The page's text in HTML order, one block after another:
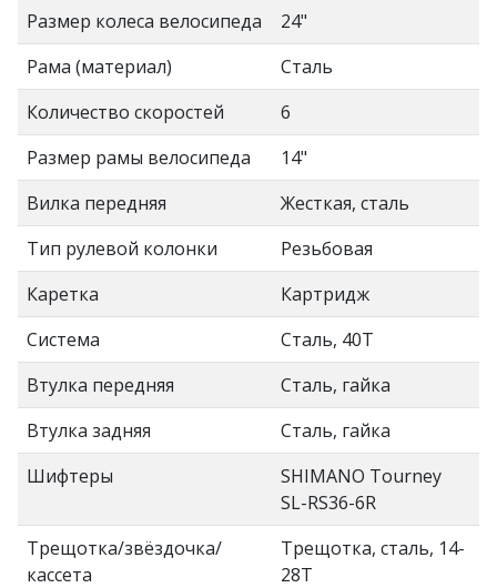
Размер колеса велосипеда
24"
Рама (материал)
Сталь
Количество скоростей
6
Размер рамы велосипеда
14"
Вилка передняя
Жесткая, сталь
Тип рулевой колонки
Резьбовая
Каретка
Картридж
Система
Сталь, 40T
Втулка передняя
Сталь, гайка
Втулка задняя
Сталь, гайка
Шифтеры
SHIMANO Tourney
SL-RS36-6R
Трещотка/звёздочка/
кассета
Трещотка, сталь, 14-
28Т